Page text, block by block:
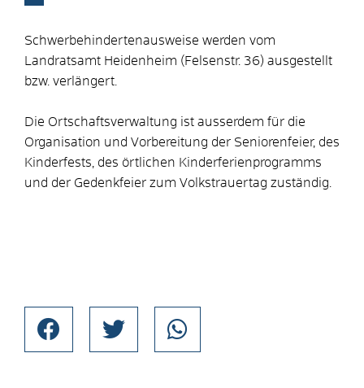
Schwerbehindertenausweise werden vom
Landratsamt Heidenheim (Felsenstr. 36) ausgestellt
bzw. verlängert.
Die Ortschaftsverwaltung ist ausserdem für die
Organisation und Vorbereitung der Seniorenfeier, des
Kinderfests, des örtlichen Kinderferienprogramms
und der Gedenkfeier zum Volkstrauertag zuständig.